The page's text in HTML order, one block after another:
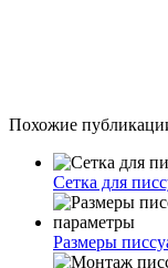
Похожие
Сетка для
Размеры